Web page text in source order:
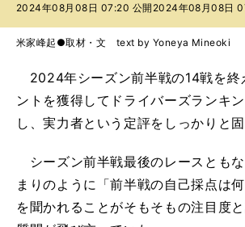
ィ
ー
バ
2024年08月08日 07:20 公開 2024年08月08日
米家峰起●取材・文 text by Yoneya Mineoki
2024年シーズン前半戦の14戦を終
ントを獲得してドライバーズランキ
し、実力者という定評をしっかりと固
シーズン前半戦最後のレースとも
まりのように「前半戦の自己採点は
を聞かれることがそもそもの注目度